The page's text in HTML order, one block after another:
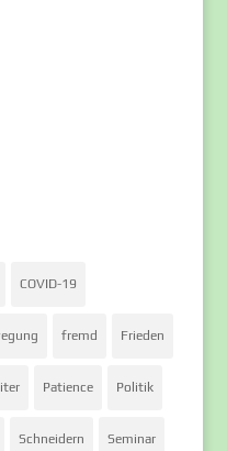
COVID-19
fremd Frieden
Patience Politik
Schneidern Seminar